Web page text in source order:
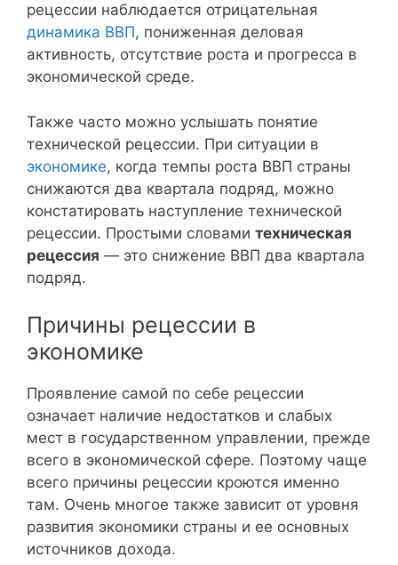
рецессии наблюдается отрицательная
динамика ВВП, пониженная деловая
активность, отсутствие роста и прогресса в
экономической среде.
Также часто можно услышать понятие
технической рецессии. При ситуации в
экономике, когда темпы роста ВВП страны
снижаются два квартала подряд, можно
констатировать наступление технической
рецессии. Простыми словами техническая
рецессия — это снижение ВВП два квартала
подряд.
Причины рецессии в
экономике
Проявление самой по себе рецессии
означает наличие недостатков и слабых
мест в государственном управлении, прежде
всего в экономической сфере. Поэтому чаще
всего причины рецессии кроются именно
там. Очень многое также зависит от уровня
развития экономики страны и ее основных
источников дохода.